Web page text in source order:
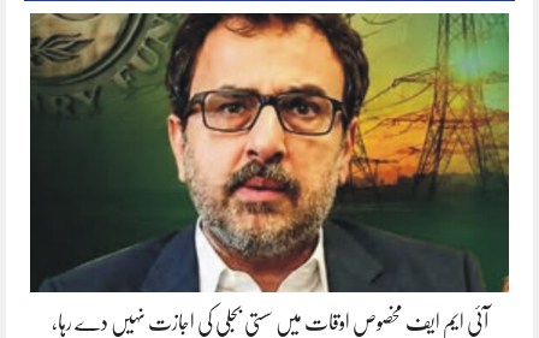
آئی ایم ایف مخصوص اوقات میں سستی بجلی کی اجازت نہیں دے رہا،